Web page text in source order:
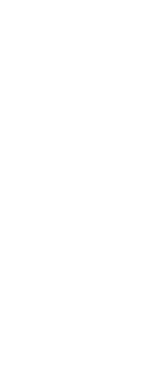
per questa